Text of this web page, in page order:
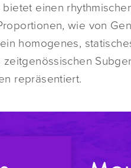
bietet einen
wie von
homogenes,
repräsentiert.